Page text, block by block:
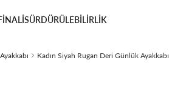
SÜRDÜRÜLEBİLİRLİK
Kadın Siyah Rugan Deri Günlük Ayakkabı